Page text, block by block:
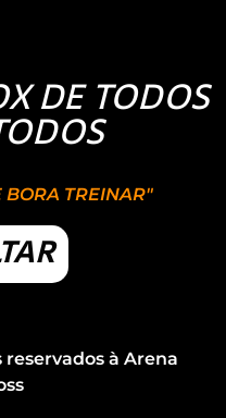
DE TODOS
BORA TREINAR"
reservados à Arena